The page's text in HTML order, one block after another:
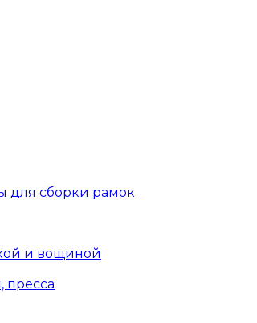
для сборки рамок
и вощиной
пресса